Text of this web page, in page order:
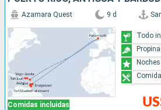
Comidas incluidas
Azamara Quest 9 d
Todo